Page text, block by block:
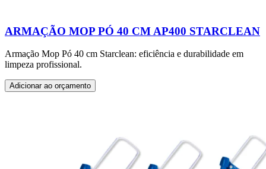
ARMAÇÃO MOP PÓ 40 CM AP400 STARCLEAN
Armação Mop Pó 40 cm Starclean: eficiência e durabilidade em
limpeza profissional.
Adicionar ao orçamento